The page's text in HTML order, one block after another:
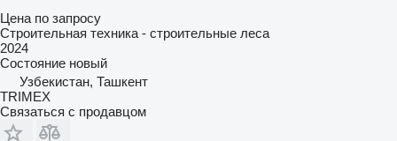
Цена по запросу
Строительная техника - строительные леса
2024
Состояние новый
Узбекистан, Ташкент
TRIMEX
Связаться с продавцом